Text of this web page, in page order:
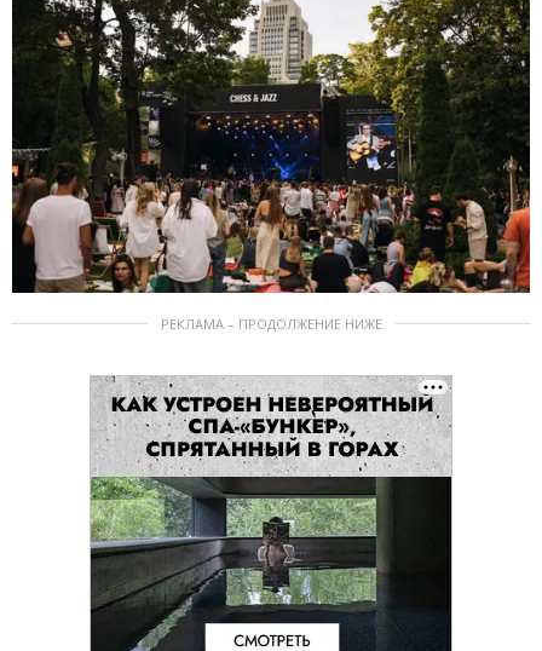
РЕКЛАМА – ПРОДОЛЖЕНИЕ НИЖЕ